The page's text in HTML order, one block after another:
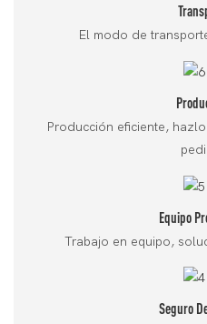
El modo de
Producción eficiente,
Equipo
Trabajo en equipo,
Seguro